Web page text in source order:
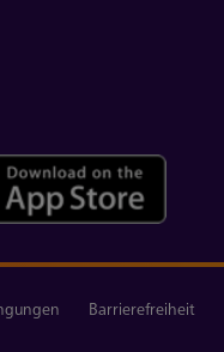
Barrierefreiheit